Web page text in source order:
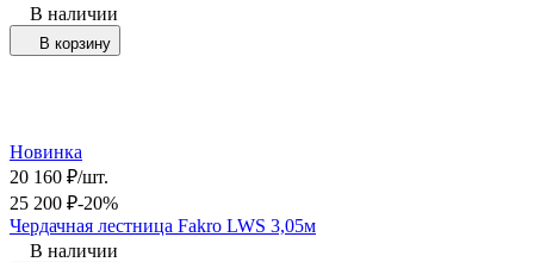
В наличии
В корзину
Новинка
20 160 ₽/шт.
25 200 ₽-20%
Чердачная лестница Fakro LWS 3,05м
В наличии